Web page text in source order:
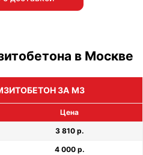
в Москве
ЗА М3
Цена
3 810 р.
4 000 р.